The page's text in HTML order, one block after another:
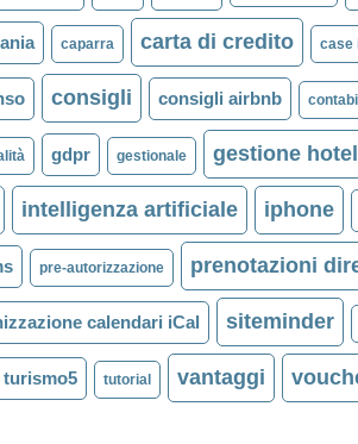
caparra carta di credito case
consigli consigli airbnb
gdpr gestionale gestione hotel
intelligenza artificiale iphone
pre-autorizzazione prenotazioni
calendari iCal siteminder
turismo5 tutorial vantaggi